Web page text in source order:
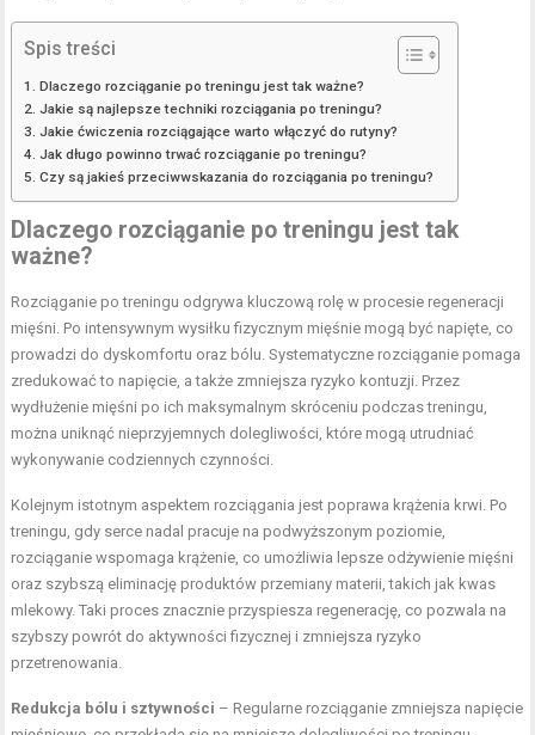
Spis treści
Dlaczego rozciąganie po treningu jest tak ważne?
Jakie są najlepsze techniki rozciągania po treningu?
Jakie ćwiczenia rozciągające warto włączyć do rutyny?
Jak długo powinno trwać rozciąganie po treningu?
Czy są jakieś przeciwwskazania do rozciągania po treningu?
Dlaczego rozciąganie po treningu jest tak
ważne?
Rozciąganie po treningu odgrywa kluczową rolę w procesie regeneracji
mięśni. Po intensywnym wysiłku fizycznym mięśnie mogą być napięte, co
prowadzi do dyskomfortu oraz bólu. Systematyczne rozciąganie pomaga
zredukować to napięcie, a także zmniejsza ryzyko kontuzji. Przez
wydłużenie mięśni po ich maksymalnym skróceniu podczas treningu,
można uniknąć nieprzyjemnych dolegliwości, które mogą utrudniać
wykonywanie codziennych czynności.
Kolejnym istotnym aspektem rozciągania jest poprawa krążenia krwi. Po
treningu, gdy serce nadal pracuje na podwyższonym poziomie,
rozciąganie wspomaga krążenie, co umożliwia lepsze odżywienie mięśni
oraz szybszą eliminację produktów przemiany materii, takich jak kwas
mlekowy. Taki proces znacznie przyspiesza regenerację, co pozwala na
szybszy powrót do aktywności fizycznej i zmniejsza ryzyko
przetrenowania.
Redukcja bólu i sztywności – Regularne rozciąganie zmniejsza napięcie